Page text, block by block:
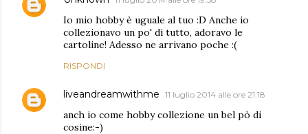
Io mio hobby è uguale al tuo :D Anche io
collezionavo un po' di tutto, adoravo le
cartoline! Adesso ne arrivano poche :(
RISPONDI
liveandreamwithme 11 luglio 2014 alle ore 21:18
anch io come hobby collezione un bel pò di
cosine:-)